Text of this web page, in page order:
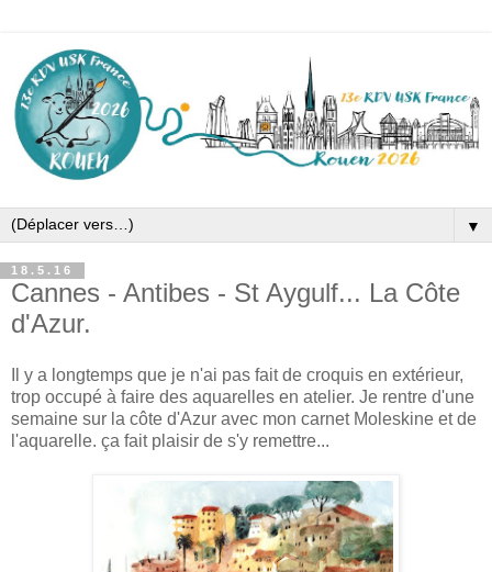
▼
18.5.16
Cannes - Antibes - St Aygulf... La Côte
d'Azur.
Il y a longtemps que je n'ai pas fait de croquis en extérieur,
trop occupé à faire des aquarelles en atelier. Je rentre d'une
semaine sur la côte d'Azur avec mon carnet Moleskine et de
l'aquarelle. ça fait plaisir de s'y remettre...